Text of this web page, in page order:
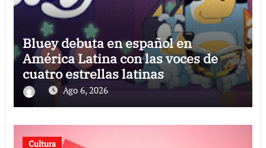
Bluey debuta en español en
América Latina con las voces de
cuatro estrellas latinas
Ago 6, 2026
Cultura